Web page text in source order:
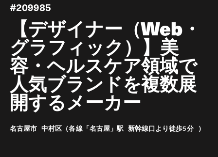
#209985
【デザイナー（Web・
グラフィック）】美
容・ヘルスケア領域で
人気ブランドを複数展
開するメーカー
名古屋市 中村区（各線「名古屋」駅 新幹線口より徒歩5分 ）